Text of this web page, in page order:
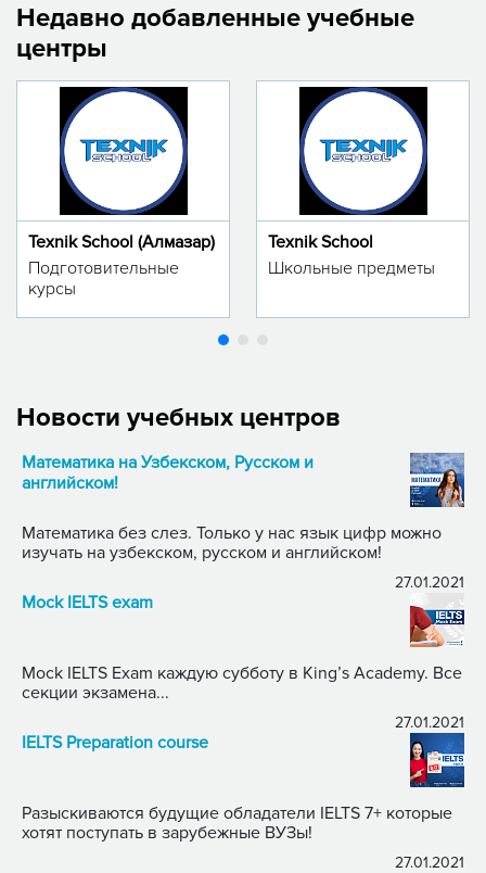
Недавно добавленные учебные
центры
Texnik School (Алмазар)
Подготовительные
курсы
Texnik School
Школьные предметы
Новости учебных центров
Математика на Узбекском, Русском и
английском!
Математика без слез. Только у нас язык цифр можно
изучать на узбекском, русском и английском!
27.01.2021
Mock IELTS exam
Mock IELTS Exam каждую субботу в King’s Academy. Все
секции экзамена...
27.01.2021
IELTS Preparation course
Разыскиваются будущие обладатели IELTS 7+ которые
хотят поступать в зарубежные ВУЗы!
27.01.2021